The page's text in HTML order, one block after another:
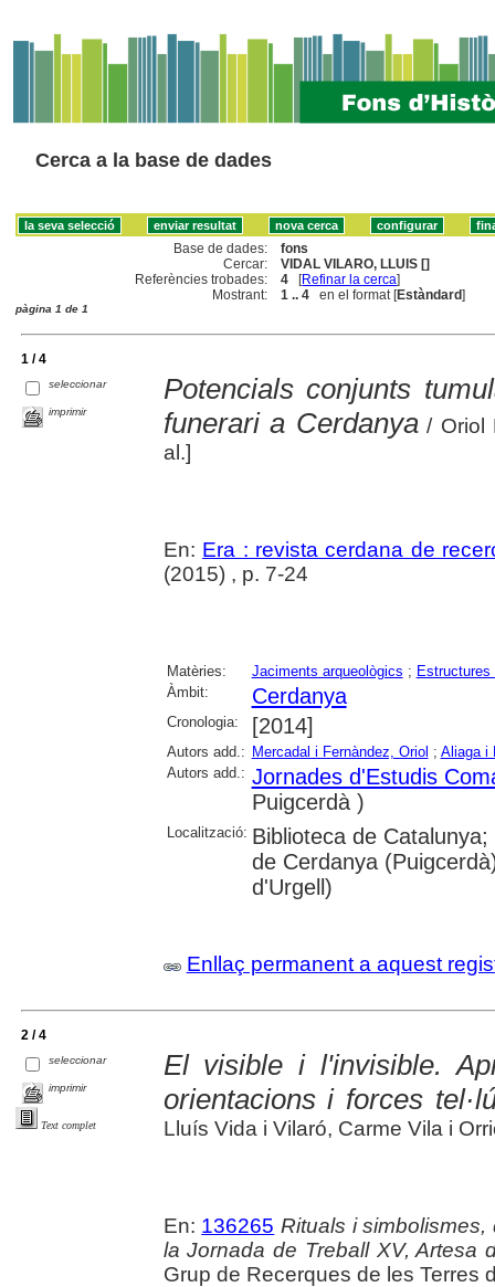
Cerca a la base de dades
Base de dades:
fons
Cercar:
VIDAL VILARO, LLUIS []
Referències trobades:
4 [Refinar la cerca]
Mostrant:
1 .. 4 en el format [Estàndard]
pàgina 1 de 1
1 / 4
seleccionar
imprimir
Potencials conjunts
funerari a Cerdanya/ Oriol
al.]
En: Era : revista cerdana de
(2015) , p. 7-24
Matèries: Jaciments arqueològics ; Estructures
Àmbit:
Cerdanya
Cronologia: [2014]
Autors add.: Mercadal i Fernàndez, Oriol ; Aliaga i
Autors add.: Jornades d'Estudis
Puigcerdà )
Localització: Biblioteca de
de Cerdanya
d'Urgell)
Enllaç permanent a aquest
2 / 4
seleccionar
imprimir
Text complet
El visible i l'invisible.
orientacions i forces
Lluís Vida i Vilaró, Carme Vila i
En: 136265 Rituals i
la Jornada de Treball XV, Artesa
Grup de Recerques de les Terres